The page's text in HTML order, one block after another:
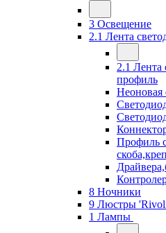
3 Освещение
2.1 Лента
2.1 Лента
профиль
Неоновая
Профиль
8 Ночники
9 Люстры
1 Лампы